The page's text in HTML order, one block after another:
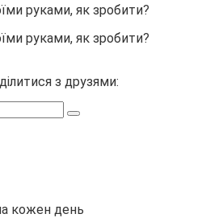
з друзями:
кожен день